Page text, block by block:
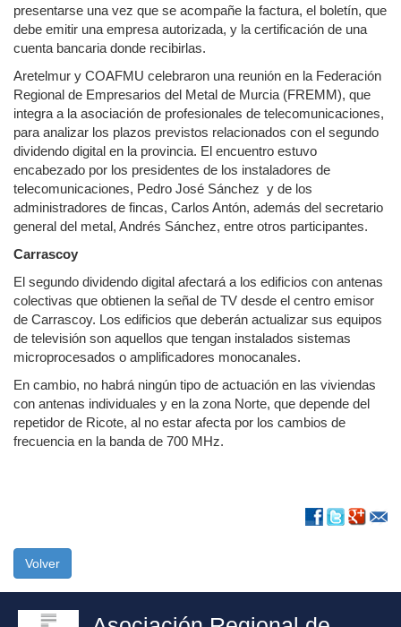
presentarse una vez que se acompañe la factura, el boletín, que
debe emitir una empresa autorizada, y la certificación de una
cuenta bancaria donde recibirlas.
Aretelmur y COAFMU celebraron una reunión en la Federación
Regional de Empresarios del Metal de Murcia (FREMM), que
integra a la asociación de profesionales de telecomunicaciones,
para analizar los plazos previstos relacionados con el segundo
dividendo digital en la provincia. El encuentro estuvo
encabezado por los presidentes de los instaladores de
telecomunicaciones, Pedro José Sánchez y de los
administradores de fincas, Carlos Antón, además del secretario
general del metal, Andrés Sánchez, entre otros participantes.
Carrascoy
El segundo dividendo digital afectará a los edificios con antenas
colectivas que obtienen la señal de TV desde el centro emisor
de Carrascoy. Los edificios que deberán actualizar sus equipos
de televisión son aquellos que tengan instalados sistemas
microprocesados o amplificadores monocanales.
En cambio, no habrá ningún tipo de actuación en las viviendas
con antenas individuales y en la zona Norte, que depende del
repetidor de Ricote, al no estar afecta por los cambios de
frecuencia en la banda de 700 MHz.
Volver